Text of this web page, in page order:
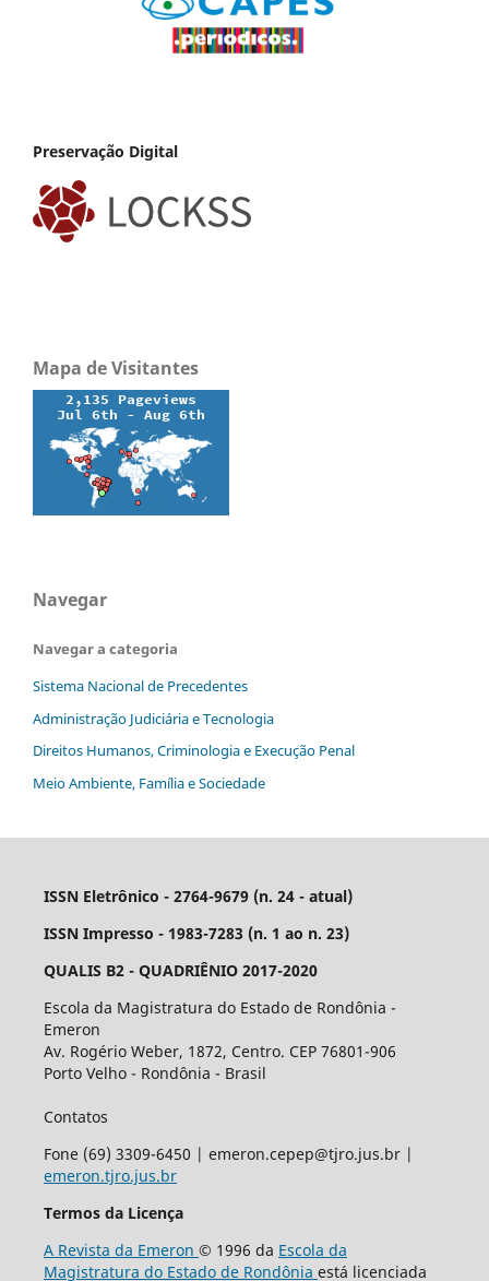
Preservação Digital
Mapa de Visitantes
Navegar
Navegar a categoria
Sistema Nacional de Precedentes
Administração Judiciária e Tecnologia
Direitos Humanos, Criminologia e Execução Penal
Meio Ambiente, Família e Sociedade
ISSN Eletrônico - 2764-9679 (n. 24 - atual)
ISSN Impresso - 1983-7283 (n. 1 ao n. 23)
QUALIS B2 - QUADRIÊNIO 2017-2020
Escola da Magistratura do Estado de Rondônia -
Emeron
Av. Rogério Weber, 1872, Centro. CEP 76801-906
Porto Velho - Rondônia - Brasil
Contatos
Fone (69) 3309-6450 | emeron.cepep@tjro.jus.br |
emeron.tjro.jus.br
Termos da Licença
A Revista da Emeron © 1996 da Escola da
Magistratura do Estado de Rondônia está licenciada